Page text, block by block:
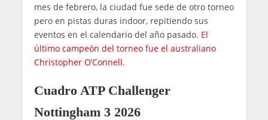
mes de febrero, la ciudad fue sede de otro torneo
pero en pistas duras indoor, repitiendo sus
eventos en el calendario del año pasado. El
último campeón del torneo fue el australiano
Christopher O’Connell.
Cuadro ATP Challenger
Nottingham 3 2026